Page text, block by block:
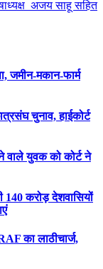
अजय साहू सहित
जमीन-मकान-फार्म
चुनाव, हाईकोर्ट
वाले युवक को कोर्ट ने
140 करोड़ देशवासियों
का लाठीचार्ज,